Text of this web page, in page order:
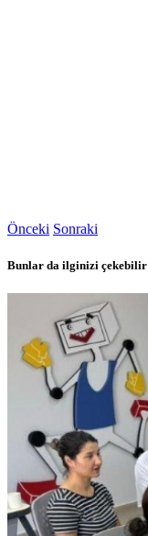
Önceki Sonraki
Bunlar da ilginizi çekebilir